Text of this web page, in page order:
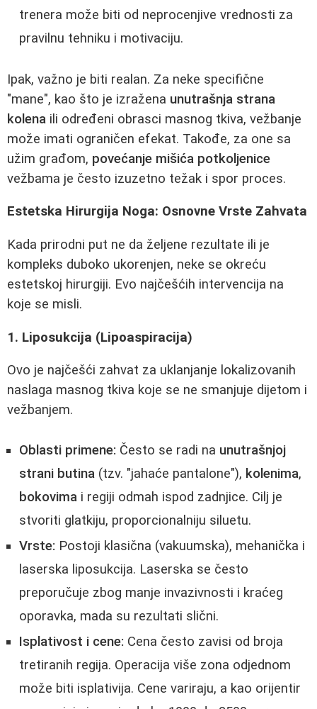
trenera može biti od neprocenjive vrednosti za
pravilnu tehniku i motivaciju.
Ipak, važno je biti realan. Za neke specifične
"mane", kao što je izražena unutrašnja strana
kolena ili određeni obrasci masnog tkiva, vežbanje
može imati ograničen efekat. Takođe, za one sa
užim građom, povećanje mišića potkoljenice
vežbama je često izuzetno težak i spor proces.
Estetska Hirurgija Noga: Osnovne Vrste Zahvata
Kada prirodni put ne da željene rezultate ili je
kompleks duboko ukorenjen, neke se okreću
estetskoj hirurgiji. Evo najčešćih intervencija na
koje se misli.
1. Liposukcija (Lipoaspiracija)
Ovo je najčešći zahvat za uklanjanje lokalizovanih
naslaga masnog tkiva koje se ne smanjuje dijetom i
vežbanjem.
Oblasti primene: Često se radi na unutrašnjoj
strani butina (tzv. "jahaće pantalone"), kolenima,
bokovima i regiji odmah ispod zadnjice. Cilj je
stvoriti glatkiju, proporcionalniju siluetu.
Vrste: Postoji klasična (vakuumska), mehanička i
laserska liposukcija. Laserska se često
preporučuje zbog manje invazivnosti i kraćeg
oporavka, mada su rezultati slični.
Isplativost i cene: Cena često zavisi od broja
tretiranih regija. Operacija više zona odjednom
može biti isplativija. Cene variraju, a kao orijentir